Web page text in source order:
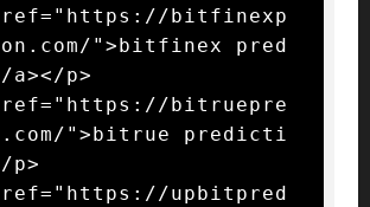
bitfinexp
">bitfinex pred
p>
bitruepre
">bitrue predicti
p>
upbitpred